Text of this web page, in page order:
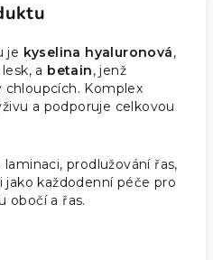
je kyselina hyaluronová,
a betain, jenž
Komplex
a podporuje celkovou
prodlužování řas,
jako každodenní péče pro
obočí a řas.